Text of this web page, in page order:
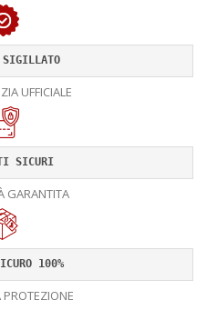
SIGILLATO
UFFICIALE
SICURI
GARANTITA
100%